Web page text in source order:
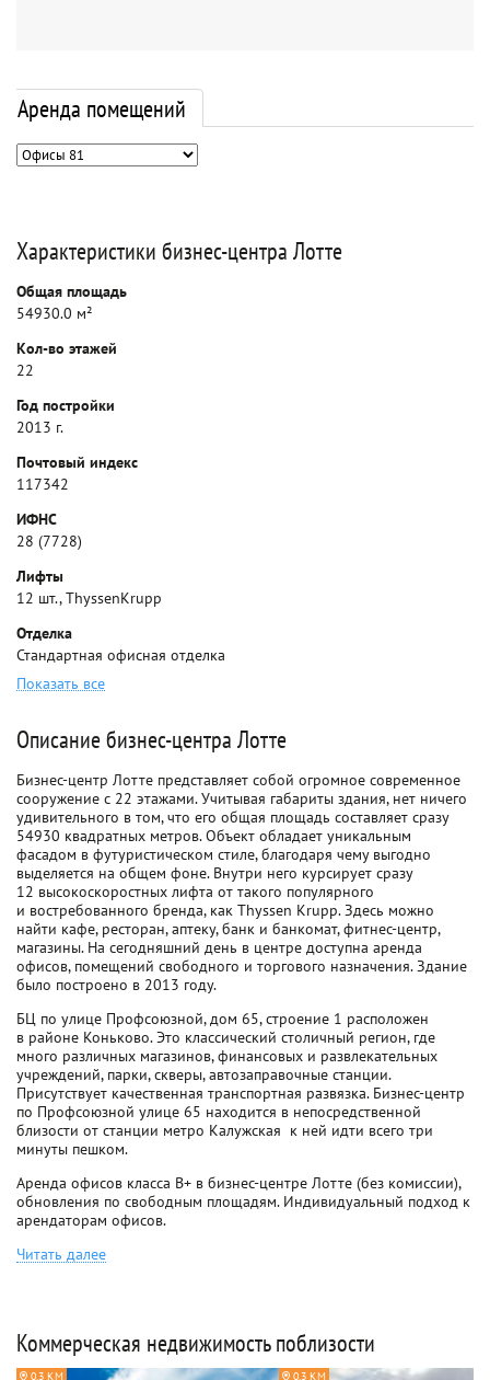
Аренда помещений
Характеристики бизнес-центра Лотте
Общая площадь
54930.0 м²
Кол-во этажей
22
Год постройки
2013 г.
Почтовый индекс
117342
ИФНС
28 (7728)
Лифты
12 шт., ThyssenKrupp
Отделка
Стандартная офисная отделка
Показать все
Описание бизнес-центра Лотте
Бизнес-центр Лотте представляет собой огромное современное
сооружение с 22 этажами. Учитывая габариты здания, нет ничего
удивительного в том, что его общая площадь составляет сразу
54930 квадратных метров. Объект обладает уникальным
фасадом в футуристическом стиле, благодаря чему выгодно
выделяется на общем фоне. Внутри него курсирует сразу
12 высокоскоростных лифта от такого популярного
и востребованного бренда, как Thyssen Krupp. Здесь можно
найти кафе, ресторан, аптеку, банк и банкомат, фитнес-центр,
магазины. На сегодняшний день в центре доступна аренда
офисов, помещений свободного и торгового назначения. Здание
было построено в 2013 году.
БЦ по улице Профсоюзной, дом 65, строение 1 расположен
в районе Коньково. Это классический столичный регион, где
много различных магазинов, финансовых и развлекательных
учреждений, парки, скверы, автозаправочные станции.
Присутствует качественная транспортная развязка. Бизнес-центр
по Профсоюзной улице 65 находится в непосредственной
близости от станции метро Калужская  к ней идти всего три
минуты пешком.
Аренда офисов класса B+ в бизнес-центре Лотте (без комиссии),
обновления по свободным площадям. Индивидуальный подход к
арендаторам офисов.
Читать далее
Коммерческая недвижимость поблизости
0.3 КМ 0.3 КМ